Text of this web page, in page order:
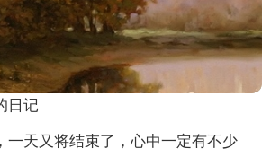
日记
一天又将结束了，心中一定有不少